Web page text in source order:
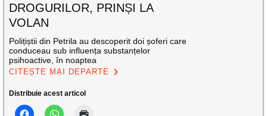
DROGURILOR, PRINȘI LA
VOLAN
Polițiștii din Petrila au descoperit doi șoferi care
conduceau sub influența substanțelor
psihoactive, în noaptea
CITEȘTE MAI DEPARTE
Distribuie acest articol